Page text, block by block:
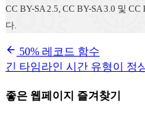
CC BY-SA 2.5, CC BY-SA 3.0 및
다.
50% 레코드 함수
긴 타임라인 시간 유형이 정
좋은 웹페이지 즐겨찾기